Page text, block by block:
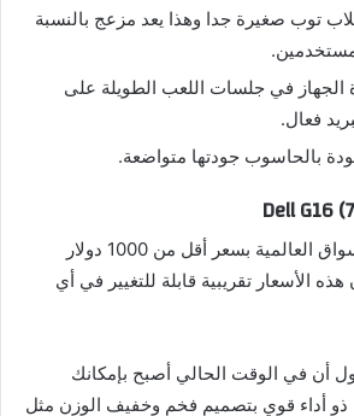
توب صغيرة جدا وهذا يعد مزعج بالنسبة
الجهاز في جلسات اللعب الطويلة على
فعال.
بالحاسوب جودتها متواضعة.
تم طرح الجهاز في الأسواق العالمية بسعر أقل من 1000 دولار
الأسعار تقريبية قابلة للتغيير في أي
أن في الوقت الحالي أصبح بإمكانك
أداء قوي بتصميم فخم وخفيف الوزن مثل